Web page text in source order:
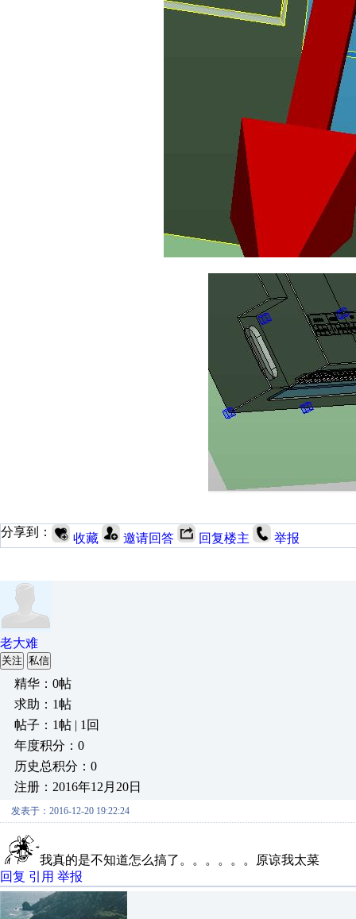
分享到： 收藏 邀请回答 回复楼主 举报
老大难
关注 私信
精华：0帖
求助：1帖
帖子：1帖 | 1回
年度积分：0
历史总积分：0
注册：2016年12月20日
发表于：2016-12-20 19:22:24
我真的是不知道怎么搞了。。。。。。原谅我太菜
回复 引用 举报